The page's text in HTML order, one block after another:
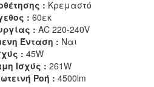
: Κρεμαστό
: 60εκ
: AC 220-240V
Ένταση : Ναι
: 45W
Ισχύς : 261W
Ροή : 4500lm